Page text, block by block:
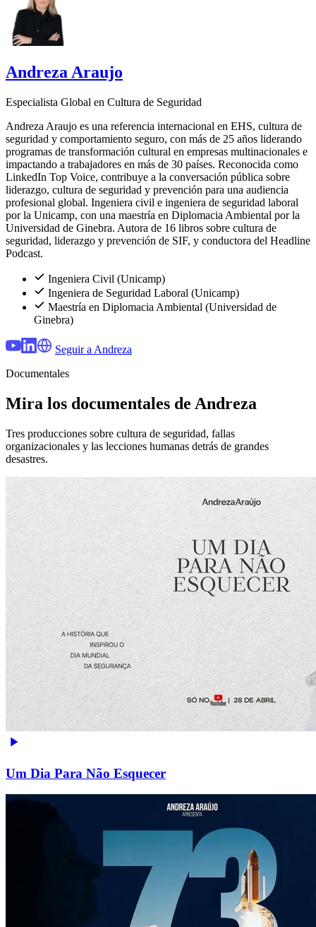
Andreza Araujo
Especialista Global en Cultura de Seguridad
Andreza Araujo es una referencia internacional en EHS, cultura de
seguridad y comportamiento seguro, con más de 25 años liderando
programas de transformación cultural en empresas multinacionales e
impactando a trabajadores en más de 30 países. Reconocida como
LinkedIn Top Voice, contribuye a la conversación pública sobre
liderazgo, cultura de seguridad y prevención para una audiencia
profesional global. Ingeniera civil e ingeniera de seguridad laboral
por la Unicamp, con una maestría en Diplomacia Ambiental por la
Universidad de Ginebra. Autora de 16 libros sobre cultura de
seguridad, liderazgo y prevención de SIF, y conductora del Headline
Podcast.
Ingeniera Civil (Unicamp)
Ingeniera de Seguridad Laboral (Unicamp)
Maestría en Diplomacia Ambiental (Universidad de
Ginebra)
Seguir a Andreza
Documentales
Mira los documentales de Andreza
Tres producciones sobre cultura de seguridad, fallas
organizacionales y las lecciones humanas detrás de grandes
desastres.
Um Dia Para Não Esquecer